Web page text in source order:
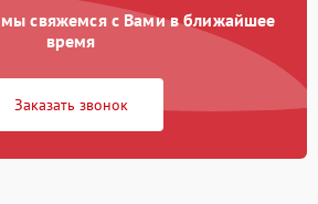
мы свяжемся с Вами в ближайшее
время
Заказать звонок